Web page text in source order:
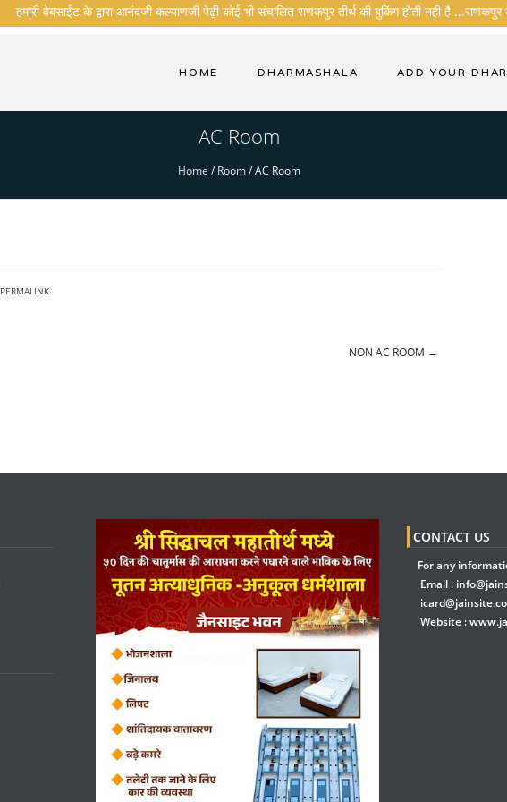
हमारी वेबसाईट के द्वारा आनंदजी कल्याणजी पेढ़ी कोई भी संचालित राणकपुर तीर्थ की बुकिंग होती नही है
HOME DHARMASHALA ADD YOUR
AC Room
Home /Room/AC Room
PERMALINK.
NON AC ROOM →
CONTACT US
For any
Email :
Website :